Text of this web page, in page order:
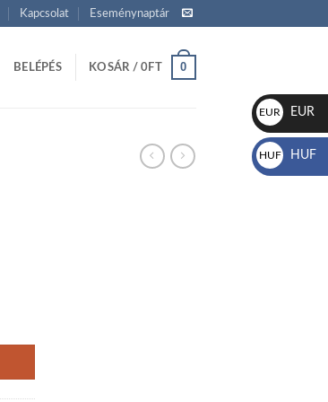
Kapcsolat Eseménynaptár
BELÉPÉS KOSÁR /0FT 0
EUR
€
EUR
HUF
Ft
HUF